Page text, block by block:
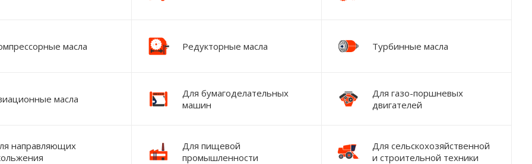
масла Редукторные масла Турбинные масла
масла
Для бумагоделательных
машин
Для газо-поршневых
двигателей
направляющих
Для пищевой
промышленности
Для сельскохозяйственной
и строительной техники